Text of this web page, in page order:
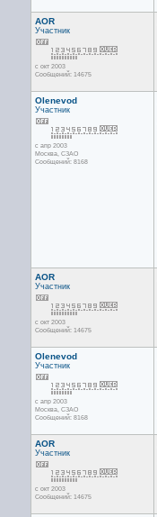
AOR
Участник
с окт 2003
Сообщений: 14675
Olenevod
Участник
с апр 2003
Москва, СЗАО
Сообщений: 8168
AOR
Участник
с окт 2003
Сообщений: 14675
Olenevod
Участник
с апр 2003
Москва, СЗАО
Сообщений: 8168
AOR
Участник
с окт 2003
Сообщений: 14675